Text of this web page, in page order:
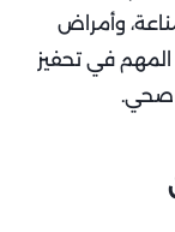
وأمراض
المهم في تحفيز
صحي.